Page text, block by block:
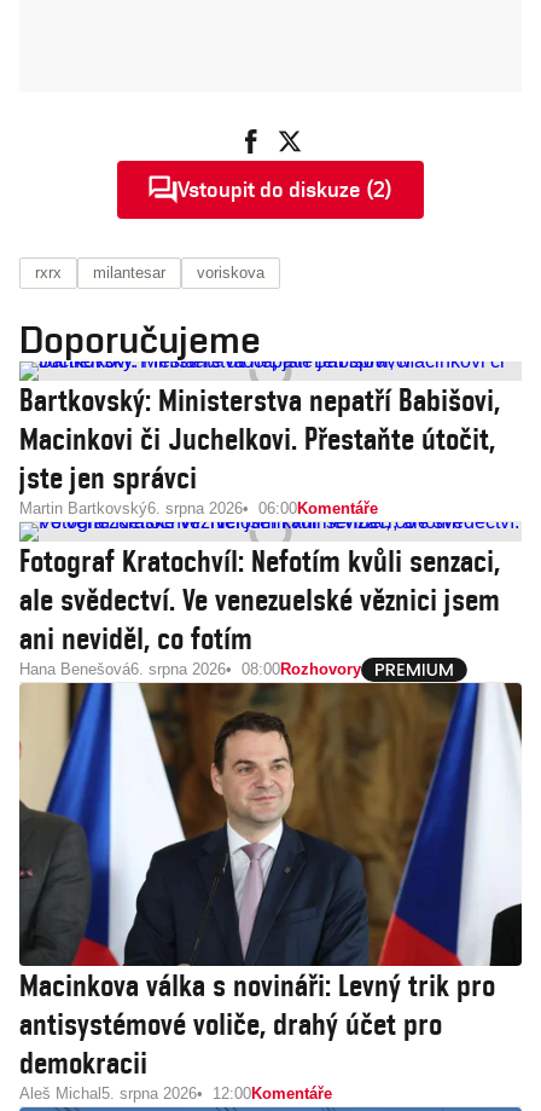
Vstoupit do diskuze (2)
rxrx milantesar voriskova
Doporučujeme
Bartkovský: Ministerstva nepatří Babišovi,
Macinkovi či Juchelkovi. Přestaňte útočit,
jste jen správci
Martin Bartkovský6. srpna 2026 06:00Komentáře
Fotograf Kratochvíl: Nefotím kvůli senzaci,
ale svědectví. Ve venezuelské věznici jsem
ani neviděl, co fotím
Hana Benešová6. srpna 2026 08:00Rozhovory
Macinkova válka s novináři: Levný trik pro
antisystémové voliče, drahý účet pro
demokracii
Aleš Michal 5. srpna 2026 12:00Komentáře